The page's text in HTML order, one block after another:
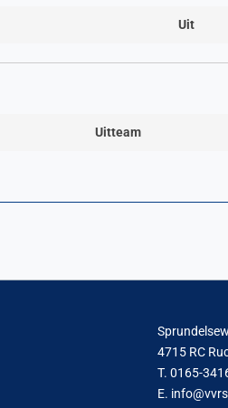
Uit
Uitteam
4715 RC
T. 0165-
E.